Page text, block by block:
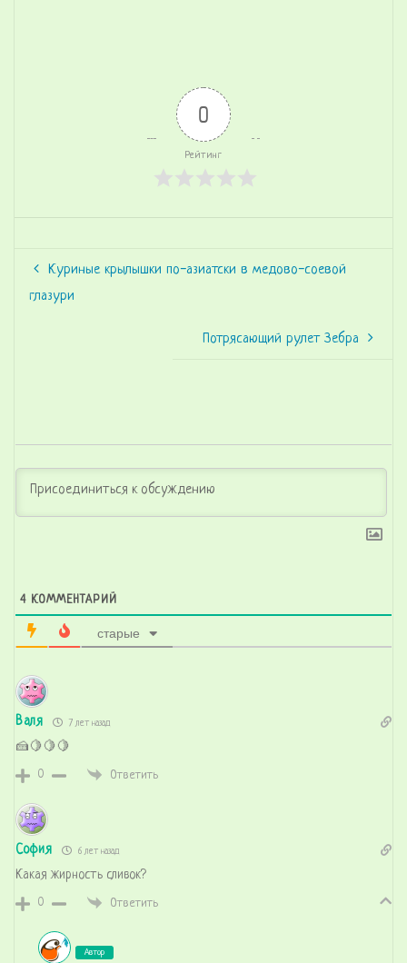
0
Рейтинг
Куриные крылышки по-азиатски в медово-соевой
глазури
Потрясающий рулет Зебра
4 КОММЕНТАРИЙ
старые
Валя 7 лет назад
🍰🍋🍋🍋
0 Ответить
София 6 лет назад
Какая жирность сливок?
0 Ответить
Автор